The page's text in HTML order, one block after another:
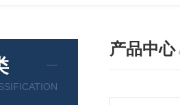
产品中心